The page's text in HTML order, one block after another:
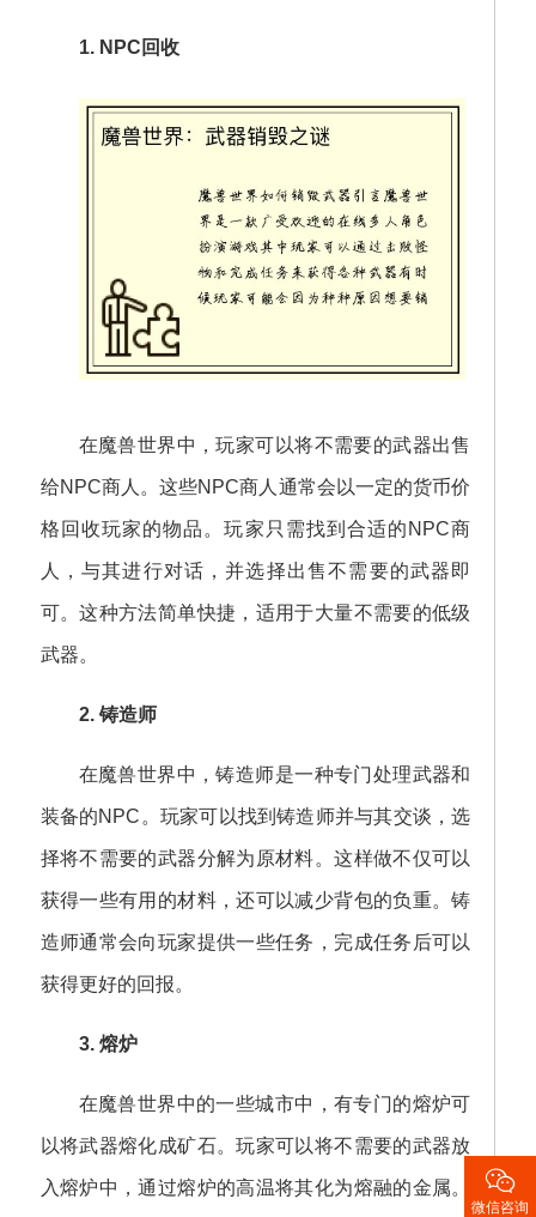
1. NPC回收
在魔兽世界中，玩家可以将不需要的武器出售
给NPC商人。这些NPC商人通常会以一定的货币价
格回收玩家的物品。玩家只需找到合适的NPC商
人，与其进行对话，并选择出售不需要的武器即
可。这种方法简单快捷，适用于大量不需要的低级
武器。
2. 铸造师
在魔兽世界中，铸造师是一种专门处理武器和
装备的NPC。玩家可以找到铸造师并与其交谈，选
择将不需要的武器分解为原材料。这样做不仅可以
获得一些有用的材料，还可以减少背包的负重。铸
造师通常会向玩家提供一些任务，完成任务后可以
获得更好的回报。
3. 熔炉
在魔兽世界中的一些城市中，有专门的熔炉可
以将武器熔化成矿石。玩家可以将不需要的武器放
入熔炉中，通过熔炉的高温将其化为熔融的金属。 
微信咨询